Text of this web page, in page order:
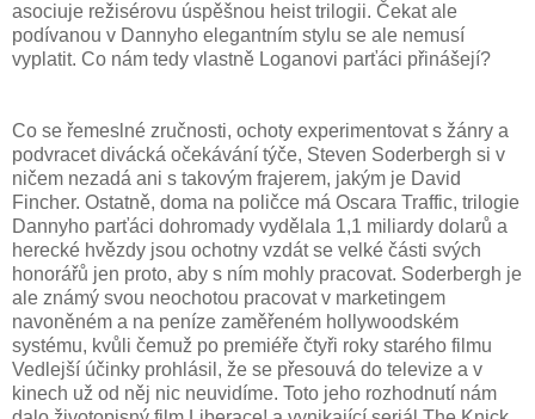
asociuje režisérovu úspěšnou heist trilogii. Čekat ale
podívanou v Dannyho elegantním stylu se ale nemusí
vyplatit. Co nám tedy vlastně Loganovi parťáci přinášejí?
Co se řemeslné zručnosti, ochoty experimentovat s žánry a
podvracet divácká očekávání týče, Steven Soderbergh si v
ničem nezadá ani s takovým frajerem, jakým je David
Fincher. Ostatně, doma na poličce má Oscara Traffic, trilogie
Dannyho parťáci dohromady vydělala 1,1 miliardy dolarů a
herecké hvězdy jsou ochotny vzdát se velké části svých
honorářů jen proto, aby s ním mohly pracovat. Soderbergh je
ale známý svou neochotou pracovat v marketingem
navoněném a na peníze zaměřeném hollywoodském
systému, kvůli čemuž po premiéře čtyři roky starého filmu
Vedlejší účinky prohlásil, že se přesouvá do televize a v
kinech už od něj nic neuvidíme. Toto jeho rozhodnutí nám